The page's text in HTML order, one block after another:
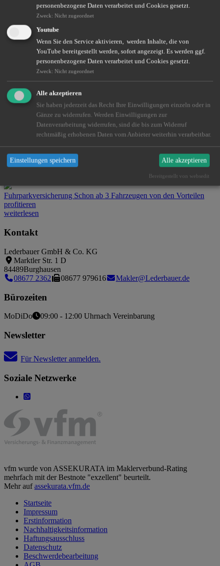
Vorsorge
Geschäftsführerversorgung
Private Altersvorsorge
Unfallversicherung
Manager-Versicherungen
Mitarbeiterbindung
Betriebliche Altersvorsorge
Betriebliche Krankenversicherung
BetriebshaftpflichtDer Mindestschutz für Unternehmer
CyberversicherungDas Unternehmen vor den Folgen von
Cyberattacken schützen
Fuhrparkversicherung Schon ab 3 Fahrzeugen von den Vorteilen
profitieren
weiterlesen
Kontakt
Lederbauer GmbH & Co. KG
Marktler Str. 1 D
84489Burghausen
08677 2362
08677 979616 Makler@Lederbauer.de
Bürozeiten
MoDiDo 09:00 - 12:00 Uhrnach Vereinbarung
Newsletter
Für Newsletter anmelden.
Soziale Netzwerke
vfm wurde von ASSEKURATA im Maklerverbund-Rating
mehrfach mit der Bestnote "exzellent" beurteilt.
Mehr aufassekurata.vfm.de
Startseite
Impressum
Erstinformation
Nachhaltigkeitsinformation
Haftungsausschluss
Datenschutz
Beschwerdebearbeitung
personenbezogene Daten verarbeitet und Cookies gesetzt.
Zweck: Nicht zugeordnet
Youtube
Wenn Sie den Service aktivieren, werden Inhalte, die von
YouTube bereitgestellt werden, sofort angezeigt. Es werden ggf.
personenbezogene Daten verarbeitet und Cookies gesetzt.
Zweck: Nicht zugeordnet
Alle akzeptieren
Sie haben jederzeit das Recht Ihre Einwilligungen einzeln oder in
Gänze zu widerrufen. Werden Einwilligungen zur
Datenverarbeitung widerrufen, sind die bis zum Widerruf
rechtmäßig erhobenen Daten vom Anbieter weiterhin verarbeitbar.
Einstellungen speichern Alle akzeptieren
Bereitgestellt von websedit